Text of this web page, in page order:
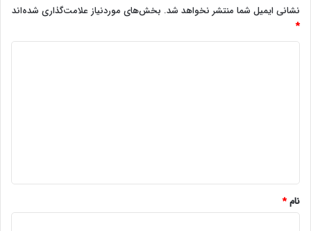
نشانی ایمیل شما منتشر نخواهد شد. بخش‌های موردنیاز علامت‌گذاری شده‌اند
*
نام*